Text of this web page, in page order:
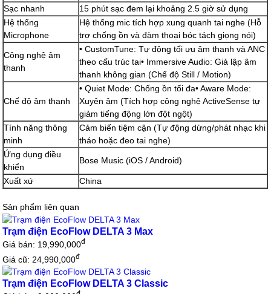
Sạc nhanh
15 phút sạc đem lại khoảng 2.5 giờ sử dụng
Hệ thống
Microphone
Hệ thống mic tích hợp xung quanh tai nghe (Hỗ
trợ chống ồn và đàm thoại bóc tách giọng nói)
Công nghệ âm
thanh
• CustomTune: Tự động tối ưu âm thanh và ANC
theo cấu trúc tai• Immersive Audio: Giả lập âm
thanh không gian (Chế độ Still / Motion)
Chế độ âm thanh
• Quiet Mode: Chống ồn tối đa• Aware Mode:
Xuyên âm (Tích hợp công nghệ ActiveSense tự
giảm tiếng động lớn đột ngột)
Tính năng thông
minh
Cảm biến tiệm cận (Tự động dừng/phát nhạc khi
tháo hoặc đeo tai nghe)
Ứng dụng điều
khiển
Bose Music (iOS / Android)
Xuất xứ China
Sản phẩm liên quan
Trạm điện EcoFlow DELTA 3 Max
Giá bán: 19,990,000đ
Giá cũ: 24,990,000đ
Trạm điện EcoFlow DELTA 3 Classic